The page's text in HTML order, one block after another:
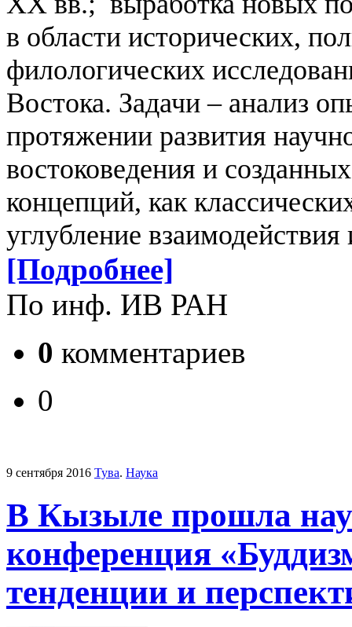
в области исторических,
филологических
Востока. Задачи– анализ
протяжении развития
востоковедения и
концепций, как
углубление
[Подробнее]
По инф. ИВ РАН
0 комментариев
0
9 сентября 2016 Тува. Наука
В Кызыле прошла
конференция
тенденции и